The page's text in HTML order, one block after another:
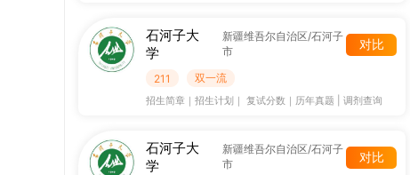
石河子大
学
新疆维吾尔自治区/石河子
市
对比
211 双一流
招生简章 ｜ 招生计划 ｜ 复试分数 ｜ 历年真题 调剂查询
石河子大
学
新疆维吾尔自治区/石河子
市
对比